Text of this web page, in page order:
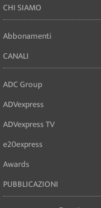
CHI SIAMO
Abbonamenti
CANALI
ADC Group
ADVexpress
ADVexpress TV
e20express
Awards
PUBBLICAZIONI